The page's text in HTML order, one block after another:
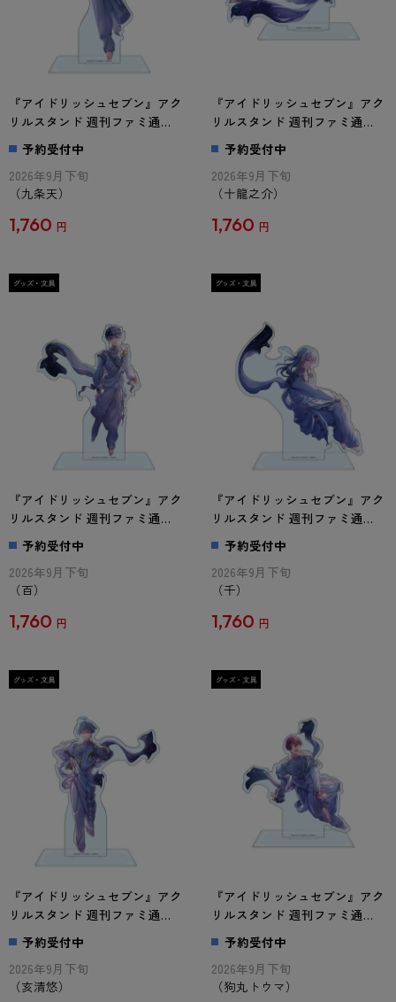
『アイドリッシュセブン』アク
リルスタンド 週刊ファミ通
Collection 九条天
予約受付中
2026年9月下旬
（九条天）
1,760 円
『アイドリッシュセブン』アク
リルスタンド 週刊ファミ通
Collection 十龍之介
予約受付中
2026年9月下旬
（十龍之介）
1,760 円
『アイドリッシュセブン』アク
リルスタンド 週刊ファミ通
Collection 百
予約受付中
2026年9月下旬
（百）
1,760 円
『アイドリッシュセブン』アク
リルスタンド 週刊ファミ通
Collection 千
予約受付中
2026年9月下旬
（千）
1,760 円
『アイドリッシュセブン』アク
リルスタンド 週刊ファミ通
Collection 亥清悠
予約受付中
2026年9月下旬
（亥清悠）
『アイドリッシュセブン』アク
リルスタンド 週刊ファミ通
Collection 狗丸トウマ
予約受付中
2026年9月下旬
（狗丸トウマ）